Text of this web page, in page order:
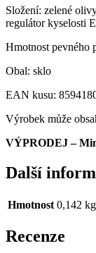
Složení: zelené
regulátor kyselosti
Hmotnost pevného
Obal: sklo
EAN kusu:
Výrobek může
VÝPRODEJ –
Další
Hmotnost 0,142 kg
Recenze